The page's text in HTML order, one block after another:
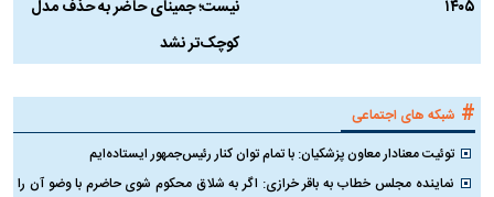
۱۴۰۵
نیست؛ جمینای حاضر به حذف مدل
کوچک‌تر نشد
# شبکه های اجتماعی
توئیت معنادار معاون پزشکیان: با تمام توان کنار رئیس‌جمهور ایستاده‌ایم
نماینده مجلس خطاب به باقر خرازی: اگر به شلاق محکوم شوی حاضرم با وضو آن را